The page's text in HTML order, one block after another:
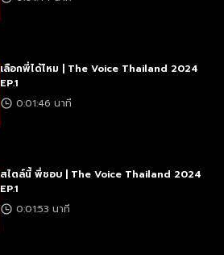
เลือกพี่ได้ไหม | The Voice Thailand 2024
EP.1
0:01:46 นาที
สไตล์นี้ พี่ชอบ | The Voice Thailand 2024
EP.1
0:01:53 นาที